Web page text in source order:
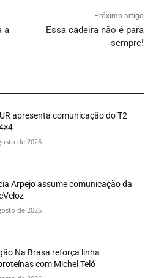
a
Próximo artigo
Essa cadeira não é para
sempre!
apresenta comunicação do T2
de 2026
Arpejo assume comunicação da
de 2026
Na Brasa reforça linha
com Michel Teló